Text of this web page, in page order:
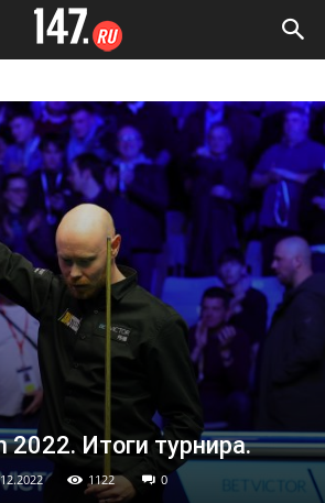
2022. Итоги турнира.
1122 0